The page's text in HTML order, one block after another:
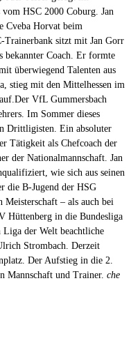
HSC 2000 Coburg. Jan
Cveba Horvat beim
Trainerbank sitzt mit Jan Gorr
bekannter Coach. Er formte
überwiegend Talenten aus
stieg mit den Mittelhessen im
Der VfL Gummersbach
Im Sommer dieses
Drittligisten. Ein absoluter
Tätigkeit als Chefcoach der
der Nationalmannschaft. Jan
wie sich aus seinen
die B-Jugend der HSG
Meisterschaft – als auch bei
Hüttenberg in die Bundesliga
Liga der Welt beachtliche
Strombach. Derzeit
Der Aufstieg in die 2.
Mannschaft und Trainer. che